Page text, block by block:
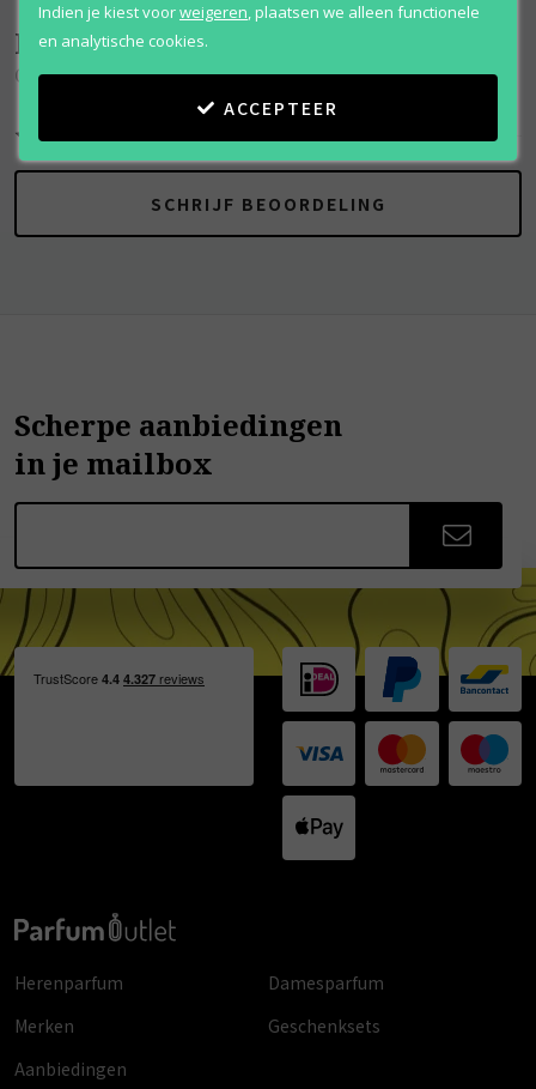
Beoordelingen
Canteen
SCHRIJF BEOORDELING
Scherpe aanbiedingen
in je mailbox
Herenparfum
Damesparfum
Merken
Geschenksets
Aanbiedingen
Indien je kiest voorweigeren,plaatsen we alleen functionele
en analytische cookies.
ACCEPTEER